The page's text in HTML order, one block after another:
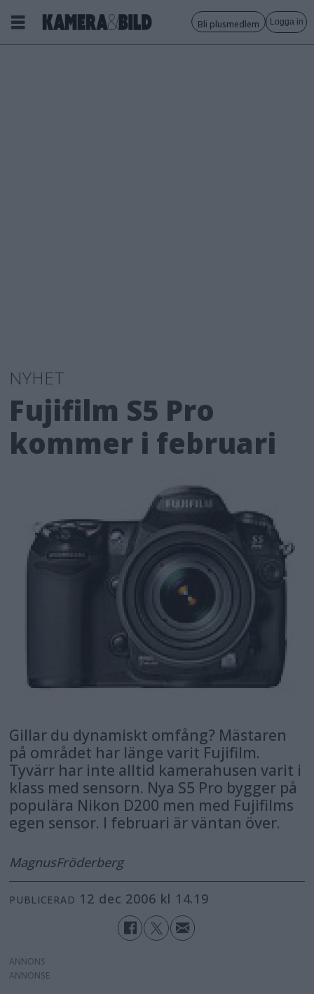
Bli plusmedlem Logga in
NYHET
Fujifilm S5 Pro
kommer i februari
Gillar du dynamiskt omfång? Mästaren
på området har länge varit Fujifilm.
Tyvärr har inte alltid kamerahusen varit i
klass med sensorn. Nya S5 Pro bygger på
populära Nikon D200 men med Fujifilms
egen sensor. I februari är väntan över.
MagnusFröderberg
PUBLICERAD 12 dec 2006 kl 14.19
ANNONS